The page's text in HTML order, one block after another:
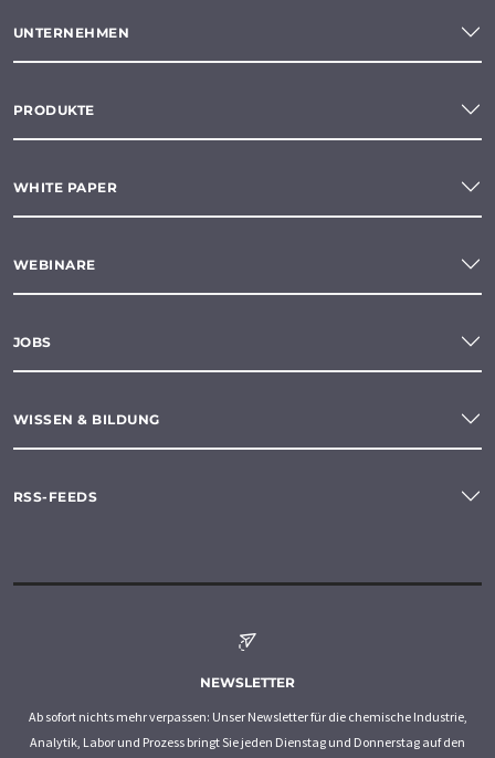
UNTERNEHMEN
PRODUKTE
WHITE PAPER
WEBINARE
JOBS
WISSEN & BILDUNG
RSS-FEEDS
NEWSLETTER
Ab sofort nichts mehr verpassen: Unser Newsletter für die chemische Industrie,
Analytik, Labor und Prozess bringt Sie jeden Dienstag und Donnerstag auf den